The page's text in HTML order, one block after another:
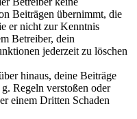
Beiträgen übernimmt, die
er nicht zur Kenntnis
Betreiber, dein
jederzeit zu löschen
hinaus, deine Beiträge
Regeln verstoßen oder
einem Dritten Schaden